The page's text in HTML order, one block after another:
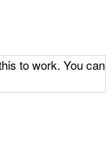
to work. You can